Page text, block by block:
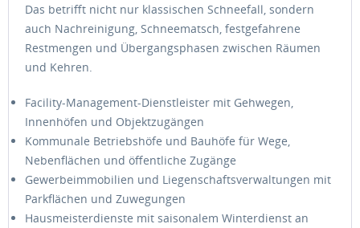
Das betrifft nicht nur klassischen Schneefall, sondern
auch Nachreinigung, Schneematsch, festgefahrene
Restmengen und Übergangsphasen zwischen Räumen
und Kehren.
Facility-Management-Dienstleister mit Gehwegen,
Innenhöfen und Objektzugängen
Kommunale Betriebshöfe und Bauhöfe für Wege,
Nebenflächen und öffentliche Zugänge
Gewerbeimmobilien und Liegenschaftsverwaltungen mit
Parkflächen und Zuwegungen
Hausmeisterdienste mit saisonalem Winterdienst an